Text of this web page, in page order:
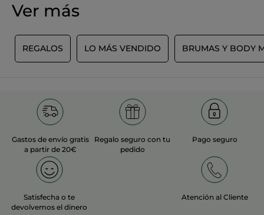
No
AÑADIR UNA RESEÑA
Ver más
REGALOS LO MÁS VENDIDO BRUMAS Y BODY
Gastos de envío gratis
a partir de 20€
Regalo seguro con tu
pedido
Pago seguro
Satisfecha o te
devolvemos el dinero
Atención al Cliente